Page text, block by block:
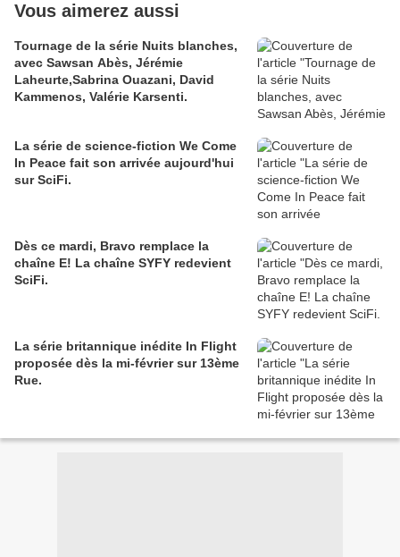
Vous aimerez aussi
Tournage de la série Nuits blanches,
avec Sawsan Abès, Jérémie
Laheurte,Sabrina Ouazani, David
Kammenos, Valérie Karsenti.
La série de science-fiction We Come
In Peace fait son arrivée aujourd'hui
sur SciFi.
Dès ce mardi, Bravo remplace la
chaîne E! La chaîne SYFY redevient
SciFi.
La série britannique inédite In Flight
proposée dès la mi-février sur 13ème
Rue.